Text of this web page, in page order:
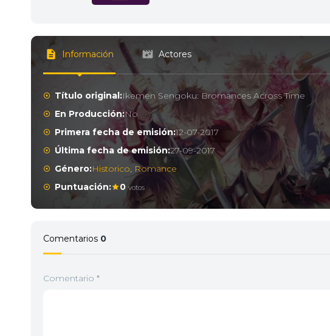
Información Actores
Título original:Ikemen Sengoku: Bromances Across Time
En Producción:No
Primera fecha de emisión:12-07-2017
Última fecha de emisión:27-09-2017
Género:Historico, Romance
Puntuación:
0 votos
Comentarios 0
Comentario *